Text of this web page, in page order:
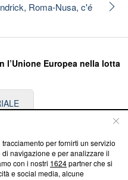
Roma-Nusa, c'é
l’Unione Europea nella lotta
su Blasting
e su come ci impegniamo a
la nostra aderenza a
Blasting News non è
per fornirti un servizio
navigazione e per analizzare il
con i nostri 1624partner che si
e social media, alcune